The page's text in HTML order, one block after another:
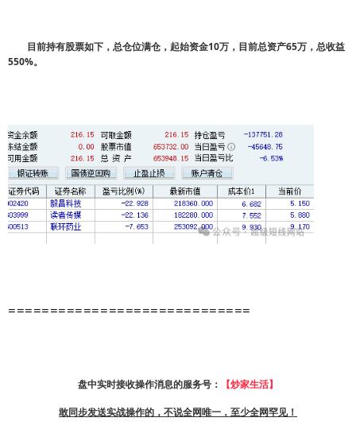
目前持有股票如下，总仓位满仓，起始资金10万，目前总资产65万，总收益
550%。
=============================
盘中实时接收操作消息的服务号： 【炒家生活】
敢同步发送实战操作的，不说全网唯一，至少全网罕见！